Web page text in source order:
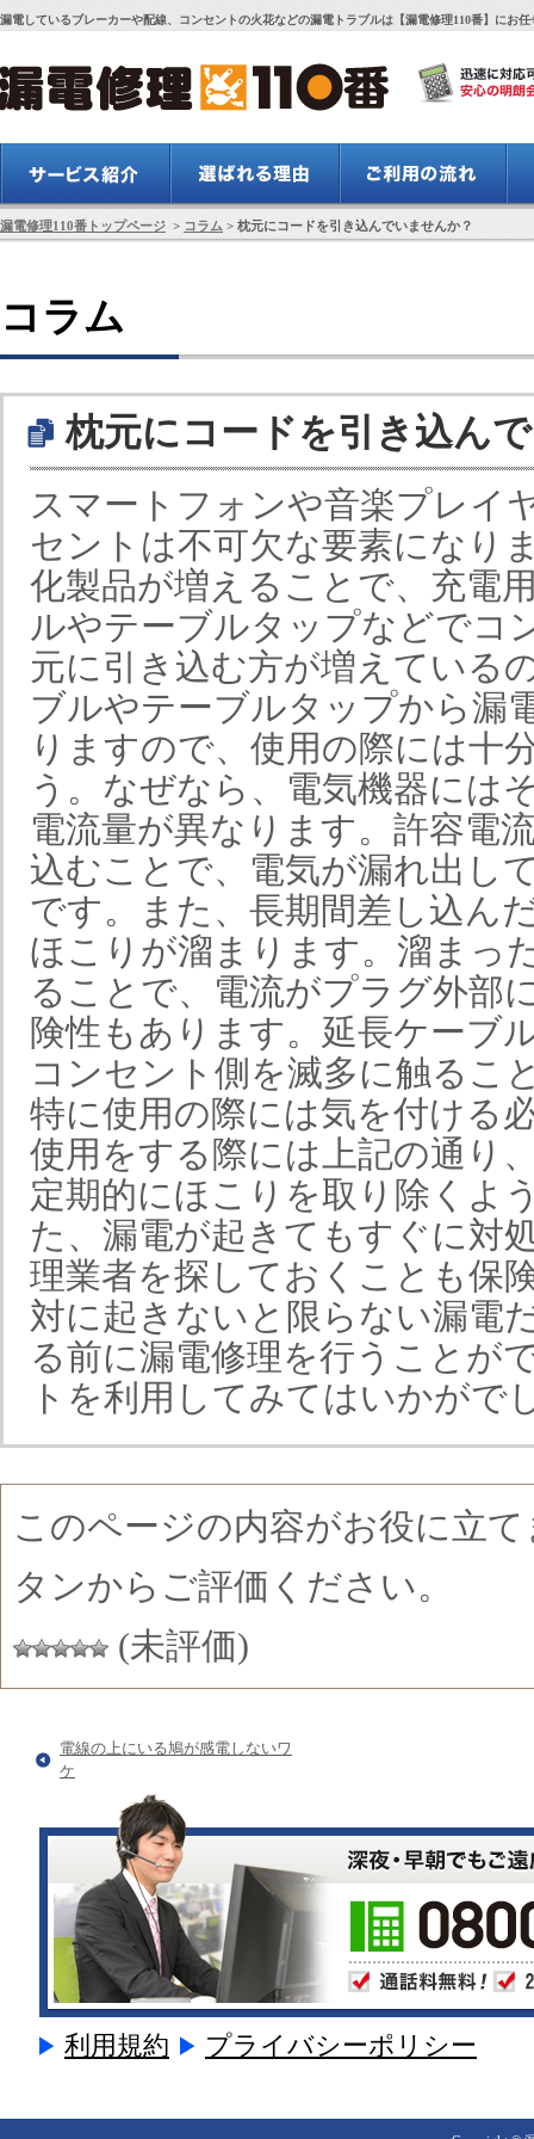
漏電しているブレーカーや配線、コンセントの火花などの漏電トラブルは【漏電修理110番】にお任
漏電修理110番トップページ > コラム > 枕元にコードを引き込んでいませんか？
コラム
枕元にコードを引き込ん
スマートフォンや音楽プレイ
セントは不可欠な要素になり
化製品が増えることで、充電
ルやテーブルタップなどでコ
元に引き込む方が増えている
ブルやテーブルタップから漏
りますので、使用の際には十
う。なぜなら、電気機器には
電流量が異なります。許容電
込むことで、電気が漏れ出し
です。また、長期間差し込ん
ほこりが溜まります。溜まっ
ることで、電流がプラグ外部
険性もあります。延長ケーブ
コンセント側を滅多に触るこ
特に使用の際には気を付ける
使用をする際には上記の通り
定期的にほこりを取り除くよ
た、漏電が起きてもすぐに対
理業者を探しておくことも保
対に起きないと限らない漏電
る前に漏電修理を行うことが
トを利用してみてはいかがで
このページの内容がお役に立
タンからご評価ください。
(未評価)
電線の上にいる鳩が感電しないワ
ケ
利用規約 プライバシーポリシー